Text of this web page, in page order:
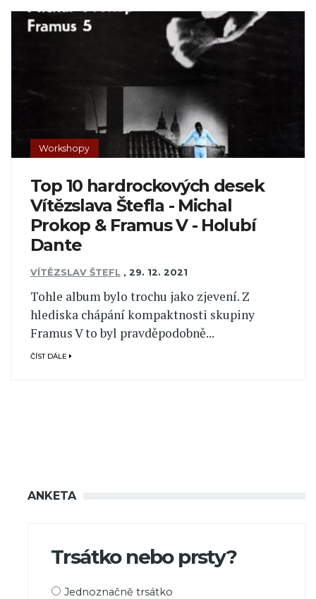
Workshopy
Top 10 hardrockových desek
Vítězslava Štefla - Michal
Prokop & Framus V - Holubí
Dante
VÍTĚZSLAV ŠTEFL , 29. 12. 2021
Tohle album bylo trochu jako zjevení. Z
hlediska chápání kompaktnosti skupiny
Framus V to byl pravděpodobně...
ČÍST DÁLE
ANKETA
Trsátko nebo prsty?
Možnosti
Jednoznačně trsátko